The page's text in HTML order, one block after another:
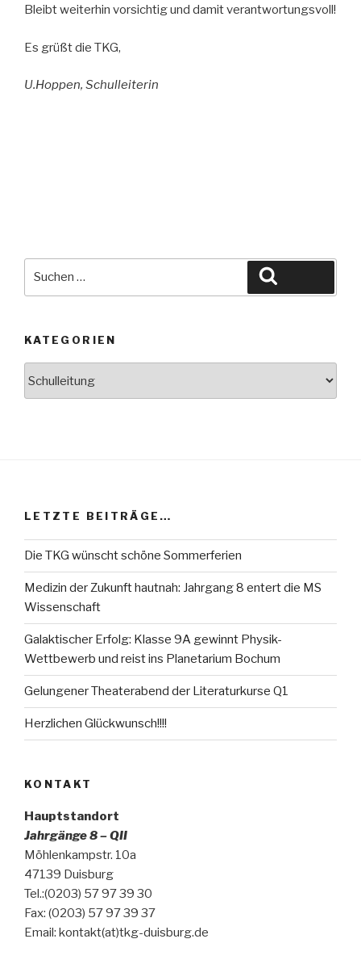
Bleibt weiterhin vorsichtig und damit verantwortungsvoll!
Es grüßt die TKG,
U.Hoppen, Schulleiterin
KATEGORIEN
LETZTE BEITRÄGE…
Die TKG wünscht schöne Sommerferien
Medizin der Zukunft hautnah: Jahrgang 8 entert die MS
Wissenschaft
Galaktischer Erfolg: Klasse 9A gewinnt Physik-
Wettbewerb und reist ins Planetarium Bochum
Gelungener Theaterabend der Literaturkurse Q1
Herzlichen Glückwunsch!!!!
KONTAKT
Hauptstandort
Jahrgänge 8 – QII
Möhlenkampstr. 10a
47139 Duisburg
Tel.:(0203) 57 97 39 30
Fax: (0203) 57 97 39 37
Email: kontakt(at)tkg-duisburg.de